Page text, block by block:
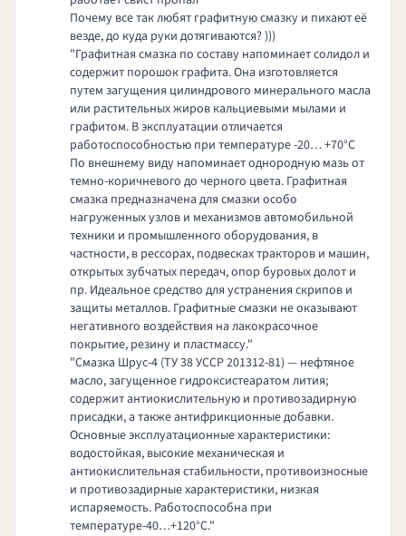
Почему все так любят графитную смазку и пихают её
везде, до куда руки дотягиваются? )))
"Графитная смазка по составу напоминает солидол и
содержит порошок графита. Она изготовляется
путем загущения цилиндрового минерального масла
или растительных жиров кальциевыми мылами и
графитом. В эксплуатации отличается
работоспособностью при температуре -20… +70°С
По внешнему виду напоминает однородную мазь от
темно-коричневого до черного цвета. Графитная
смазка предназначена для смазки особо
нагруженных узлов и механизмов автомобильной
техники и промышленного оборудования, в
частности, в рессорах, подвесках тракторов и машин,
открытых зубчатых передач, опор буровых долот и
пр. Идеальное средство для устранения скрипов и
защиты металлов. Графитные смазки не оказывают
негативного воздействия на лакокрасочное
покрытие, резину и пластмассу."
"Смазка Шрус-4 (ТУ 38 УССР 201312-81) — нефтяное
масло, загущенное гидроксистеаратом лития;
содержит антиокислительную и противозадирную
присадки, а также антифрикционные добавки.
Основные эксплуатационные характеристики:
водостойкая, высокие механическая и
антиокислительная стабильности, противоизносные
и противозадирные характеристики, низкая
испаряемость. Работоспособна при
температуре-40…+120°С."